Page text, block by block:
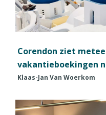
Corendon ziet
vakantieboekingen
Klaas-Jan Van Woerkom